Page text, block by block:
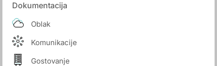
Dokumentacija
Oblak
Komunikacije
Gostovanje